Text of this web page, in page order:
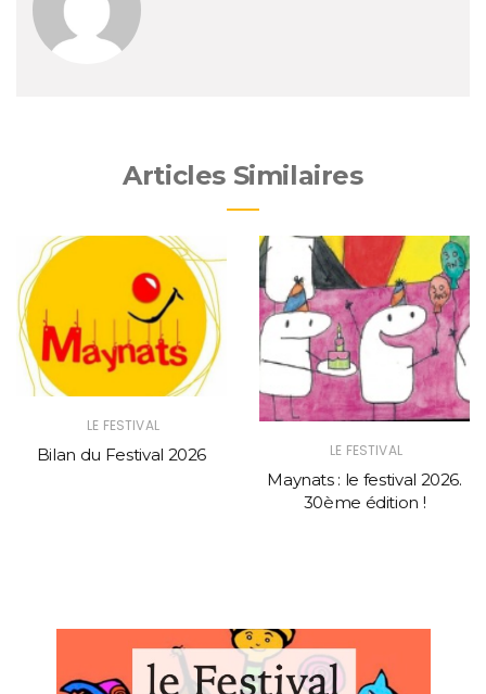
Articles Similaires
LE FESTIVAL
Bilan du Festival 2026 LE FESTIVAL
Maynats : le festival 2026.
30ème édition !